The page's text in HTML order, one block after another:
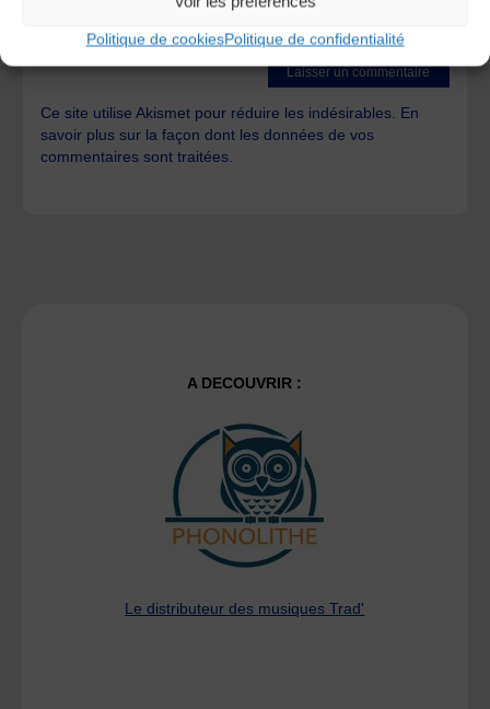
Politique de cookiesPolitique de confidentialité
Save my name, email, and site URL in my browser for next
time I post a comment.
Ce site utilise Akismet pour réduire les indésirables. En
savoir plus sur la façon dont les données de vos
commentaires sont traitées.
A DECOUVRIR :
Le distributeur des musiques Trad'